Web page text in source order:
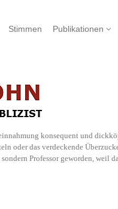
Stimmen Publikationen
konsequent und
oder das verdeckende
Professor geworden, weil